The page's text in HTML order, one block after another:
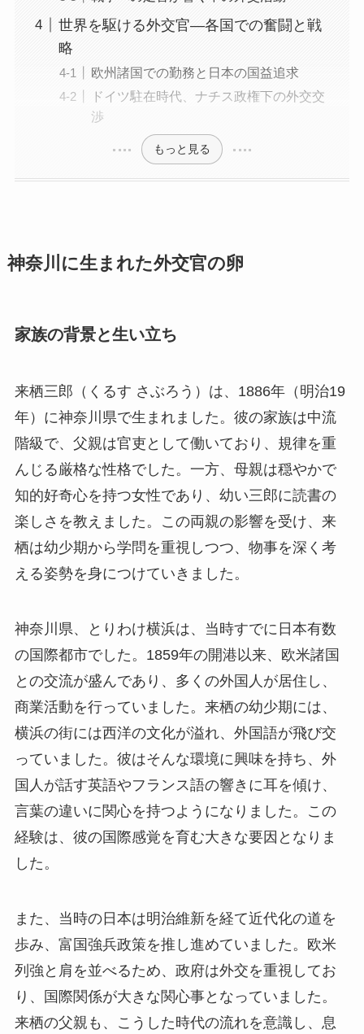
世界を駆ける外交官―各国での奮闘と戦
略
欧州諸国での勤務と日本の国益追求
ドイツ駐在時代、ナチス政権下の外交交
渉
もっと見る
神奈川に生まれた外交官の卵
家族の背景と生い立ち
来栖三郎（くるす さぶろう）は、1886年（明治19
年）に神奈川県で生まれました。彼の家族は中流
階級で、父親は官吏として働いており、規律を重
んじる厳格な性格でした。一方、母親は穏やかで
知的好奇心を持つ女性であり、幼い三郎に読書の
楽しさを教えました。この両親の影響を受け、来
栖は幼少期から学問を重視しつつ、物事を深く考
える姿勢を身につけていきました。
神奈川県、とりわけ横浜は、当時すでに日本有数
の国際都市でした。1859年の開港以来、欧米諸国
との交流が盛んであり、多くの外国人が居住し、
商業活動を行っていました。来栖の幼少期には、
横浜の街には西洋の文化が溢れ、外国語が飛び交
っていました。彼はそんな環境に興味を持ち、外
国人が話す英語やフランス語の響きに耳を傾け、
言葉の違いに関心を持つようになりました。この
経験は、彼の国際感覚を育む大きな要因となりま
した。
また、当時の日本は明治維新を経て近代化の道を
歩み、富国強兵政策を推し進めていました。欧米
列強と肩を並べるため、政府は外交を重視してお
り、国際関係が大きな関心事となっていました。
来栖の父親も、こうした時代の流れを意識し、息